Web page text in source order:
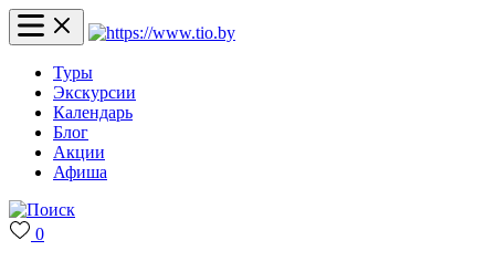
Туры
Экскурсии
Календарь
Блог
Акции
Афиша
0